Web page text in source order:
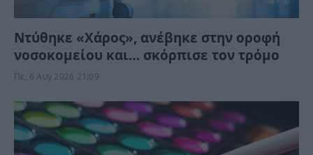
Ντύθηκε «Χάρος», ανέβηκε στην οροφή
νοσοκομείου και… σκόρπισε τον τρόμο
Πε, 6 Αυγ 2026 21:09